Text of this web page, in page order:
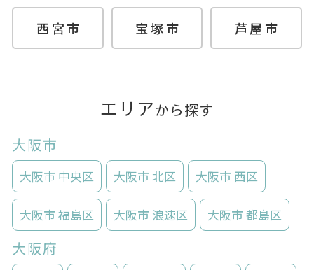
西宮市 宝塚市 芦屋市
エリアから探す
大阪市
大阪市 中央区 大阪市 北区 大阪市 西区
大阪市 福島区 大阪市 浪速区 大阪市 都島区
大阪府